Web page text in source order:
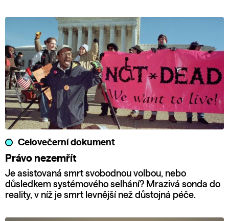
Celovečerní dokument
Právo nezemřít
Je asistovaná smrt svobodnou volbou, nebo
důsledkem systémového selhání? Mrazivá sonda do
reality, v níž je smrt levnější než důstojná péče.